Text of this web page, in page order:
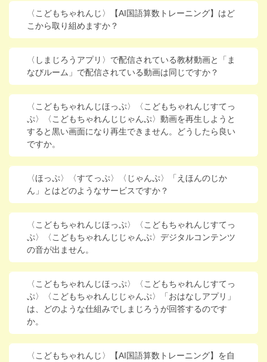
〈こどもちゃれんじ〉【AI国語算数トレーニング】はど
こから取り組めますか？
〈しまじろうアプリ〉で配信されている教材動画と「ま
なびルーム」で配信されている動画は同じですか？
〈こどもちゃれんじほっぷ〉〈こどもちゃれんじすてっ
ぷ〉〈こどもちゃれんじじゃんぷ〉動画を再生しようと
すると黒い画面になり再生できません。どうしたら良い
ですか。
〈ほっぷ〉〈すてっぷ〉〈じゃんぷ〉「えほんのじか
ん」とはどのようなサービスですか？
〈こどもちゃれんじほっぷ〉〈こどもちゃれんじすてっ
ぷ〉〈こどもちゃれんじじゃんぷ〉デジタルコンテンツ
の音が出ません。
〈こどもちゃれんじほっぷ〉〈こどもちゃれんじすてっ
ぷ〉〈こどもちゃれんじじゃんぷ〉「おはなしアプリ」
は、どのような仕組みでしまじろうが回答するのです
か。
〈こどもちゃれんじ〉【AI国語算数トレーニング】を自